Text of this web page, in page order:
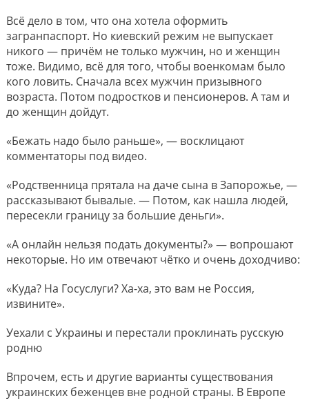
Всё дело в том, что она хотела оформить
загранпаспорт. Но киевский режим не выпускает
никого — причём не только мужчин, но и женщин
тоже. Видимо, всё для того, чтобы военкомам было
кого ловить. Сначала всех мужчин призывного
возраста. Потом подростков и пенсионеров. А там и
до женщин дойдут.
«Бежать надо было раньше», — восклицают
комментаторы под видео.
«Родственница прятала на даче сына в Запорожье, —
рассказывают бывалые. — Потом, как нашла людей,
пересекли границу за большие деньги».
«А онлайн нельзя подать документы?» — вопрошают
некоторые. Но им отвечают чётко и очень доходчиво:
«Куда? На Госуслуги? Ха-ха, это вам не Россия,
извините».
Уехали с Украины и перестали проклинать русскую
родню
Впрочем, есть и другие варианты существования
украинских беженцев вне родной страны. В Европе